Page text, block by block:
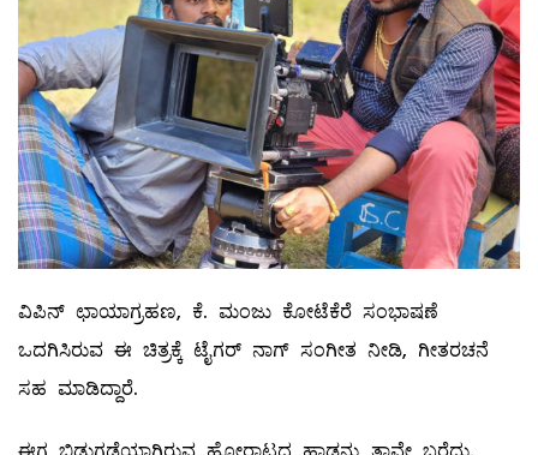
ವಿಪಿನ್ ಛಾಯಾಗ್ರಹಣ, ಕೆ. ಮಂಜು ಕೋಟೆಕೆರೆ ಸಂಭಾಷಣೆ
ಒದಗಿಸಿರುವ ಈ ಚಿತ್ರಕ್ಕೆ ಟೈಗರ್ ನಾಗ್ ಸಂಗೀತ ನೀಡಿ, ಗೀತರಚನೆ
ಸಹ ಮಾಡಿದ್ದಾರೆ.